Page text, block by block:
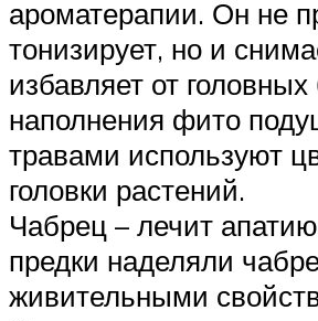
ароматерапии. Он не
тонизирует, но и
избавляет от
наполнения фито
травами используют
головки растений.
Чабрец – лечит
предки наделяли
живительными